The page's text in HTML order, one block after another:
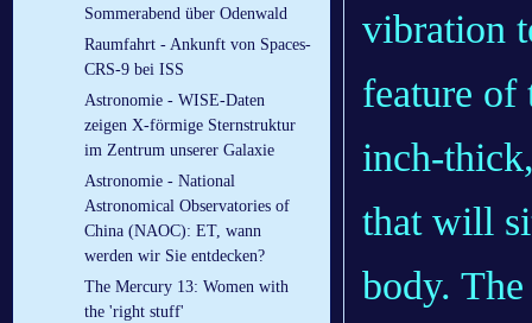
Sommerabend über Odenwald
Raumfahrt - Ankunft von Spaces-
CRS-9 bei ISS
Astronomie - WISE-Daten
zeigen X-förmige Sternstruktur
im Zentrum unserer Galaxie
Astronomie - National
Astronomical Observatories of
China (NAOC): ET, wann
werden wir Sie entdecken?
The Mercury 13: Women with
the 'right stuff'
vibration
feature of
inch-
that will
body.